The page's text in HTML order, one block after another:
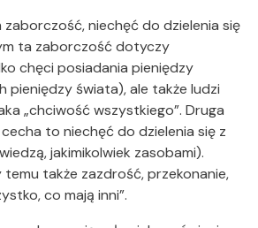
niechęć do dzielenia się
ta zaborczość dotyczy
chęci posiadania pieniędzy
pieniędzy świata), ale także ludzi
„chciwość wszystkiego”. Druga
to niechęć do dzielenia się z
jakimikolwiek zasobami).
także zazdrość, przekonanie,
co mają inni”.